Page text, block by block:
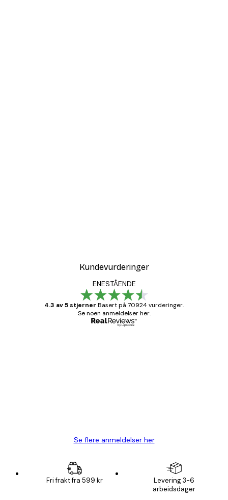
Kundevurderinger
ENESTÅENDE
4.3 av 5 stjerner Basert på 70924 vurderinger.
Se noen anmeldelser her.
Se flere anmeldelser her
Fri frakt fra 599 kr
Levering 3-6
arbeidsdager